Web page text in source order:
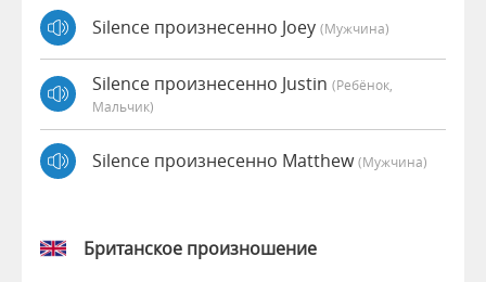
Silence произнесенно Joey (мужчина)
Silence произнесенно Justin (Ребёнок,
Мальчик)
Silence произнесенно Matthew(мужчина)
Британское произношение